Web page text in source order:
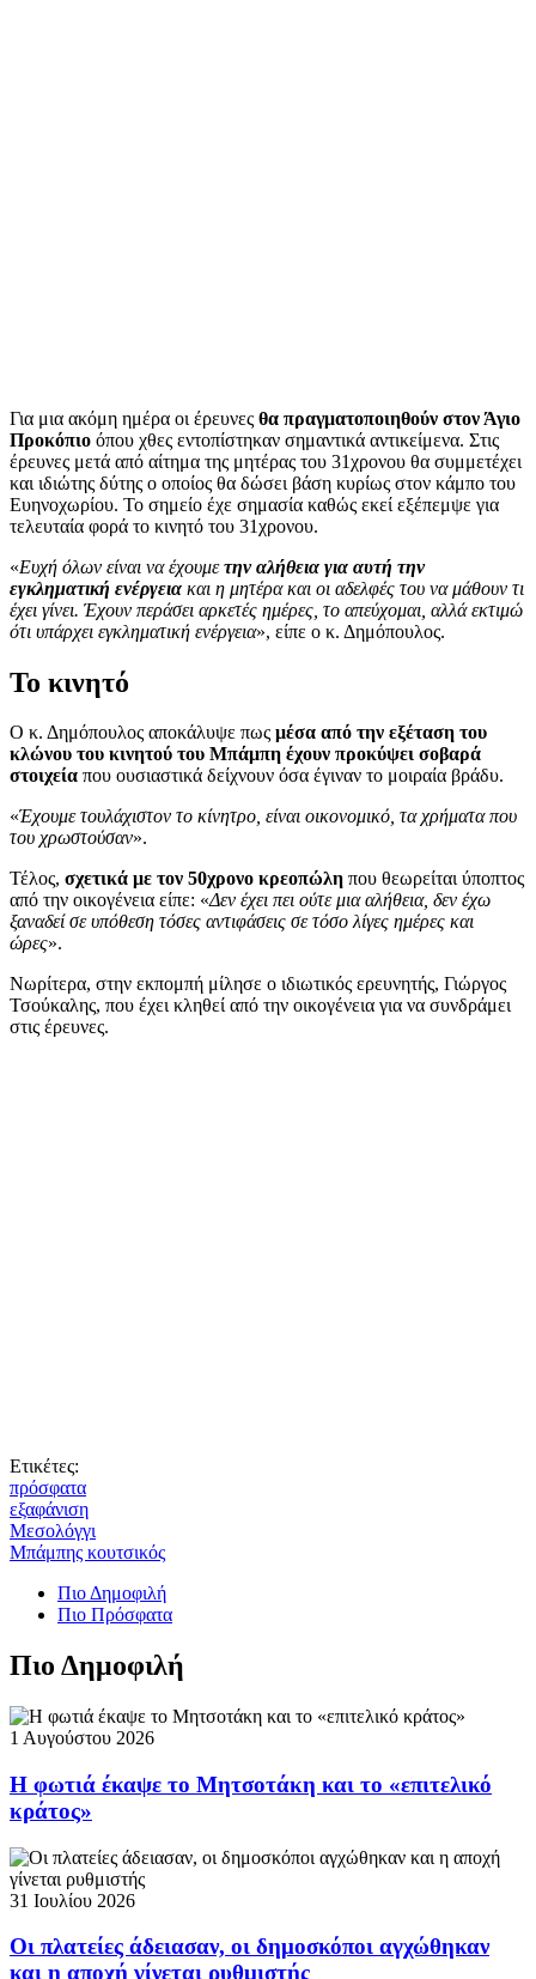
Για μια ακόμη ημέρα οι έρευνες θα πραγματοποιηθούν στον Άγιο
Προκόπιο όπου χθες εντοπίστηκαν σημαντικά αντικείμενα. Στις
έρευνες μετά από αίτημα της μητέρας του 31χρονου θα συμμετέχει
και ιδιώτης δύτης ο οποίος θα δώσει βάση κυρίως στον κάμπο του
Ευηνοχωρίου. Το σημείο έχε σημασία καθώς εκεί εξέπεμψε για
τελευταία φορά το κινητό του 31χρονου.
«Ευχή όλων είναι να έχουμετην αλήθεια για αυτή την
εγκληματική ενέργεια και η μητέρα και οι αδελφές του να μάθουν τι
έχει γίνει. Έχουν περάσει αρκετές ημέρες, το απεύχομαι, αλλά εκτιμώ
ότι υπάρχει εγκληματική ενέργεια», είπε ο κ. Δημόπουλος.
Το κινητό
Ο κ. Δημόπουλος αποκάλυψε πως μέσα από την εξέταση του
κλώνου του κινητού του Μπάμπη έχουν προκύψει σοβαρά
στοιχεία που ουσιαστικά δείχνουν όσα έγιναν το μοιραία βράδυ.
«Έχουμε τουλάχιστον το κίνητρο, είναι οικονομικό, τα χρήματα που
του χρωστούσαν».
Τέλος, σχετικά με τον 50χρονο κρεοπώλη που θεωρείται ύποπτος
από την οικογένεια είπε: «Δεν έχει πει ούτε μια αλήθεια, δεν έχω
ξαναδεί σε υπόθεση τόσες αντιφάσεις σε τόσο λίγες ημέρες και
ώρες».
Νωρίτερα, στην εκπομπή μίλησε ο ιδιωτικός ερευνητής, Γιώργος
Τσούκαλης, που έχει κληθεί από την οικογένεια για να συνδράμει
στις έρευνες.
Ετικέτες:
πρόσφατα
εξαφάνιση
Μεσολόγγι
Μπάμπης κουτσικός
Πιο Δημοφιλή
Πιο Πρόσφατα
Πιο Δημοφιλή
1 Αυγούστου 2026
Η φωτιά έκαψε το Μητσοτάκη και το «επιτελικό
κράτος»
31 Ιουλίου 2026
Οι πλατείες άδειασαν, οι δημοσκόποι αγχώθηκαν
και η αποχή γίνεται ρυθμιστής